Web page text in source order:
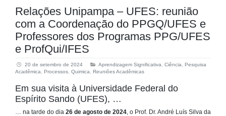
Relações Unipampa – UFES: reunião
com a Coordenação do PPGQ/UFES e
Professores dos Programas PPG/UFES
e ProfQui/IFES
20 de setembro de 2024 Aprendizagem Significativa Ciência
Pesquisa
Acadêmica
Processos Quimica Reuniões Acadêmicas
Em sua visita à Universidade Federal do
Espírito Sando (UFES), …
… na tarde do dia 26 de agosto de 2024, o Prof. Dr. André Luís Silva da